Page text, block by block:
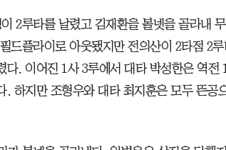
2루타를 날렸고 김재환을 볼넷을 골라내
드플라이로 아웃됐지만 전의산이 2타점 2루
다. 이어진 1사 3루에서 대타 박성한은 역전
. 하지만 조형우와 대타 최지훈은 모두 뜬공